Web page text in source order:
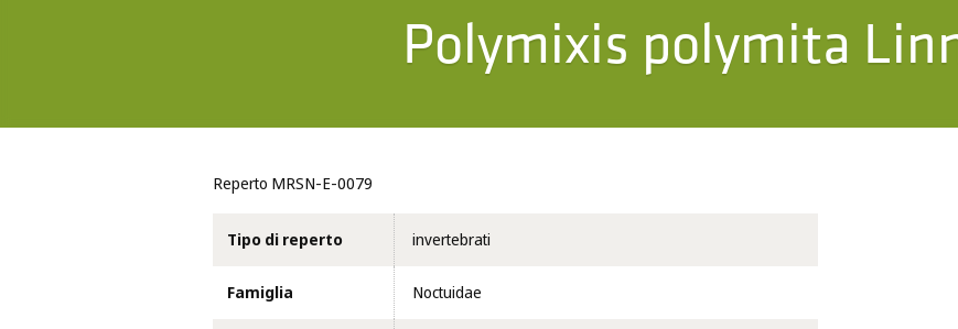
Polymixis polymita
Reperto MRSN-E-0079
Tipo di reperto invertebrati
Famiglia Noctuidae